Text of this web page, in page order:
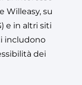
Willeasy, su
e in altri siti
includono
dei